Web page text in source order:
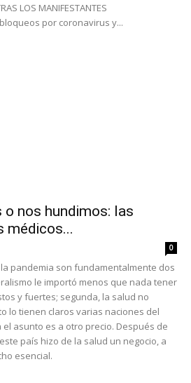
LOS MANIFESTANTES
bloqueos por coronavirus y...
nos hundimos: las
médicos...
0
pandemia son fundamentalmente dos
le importó menos que nada tener
y fuertes; segunda, la salud no
lo tienen claros varias naciones del
asunto es a otro precio. Después de
país hizo de la salud un negocio, a
esencial.